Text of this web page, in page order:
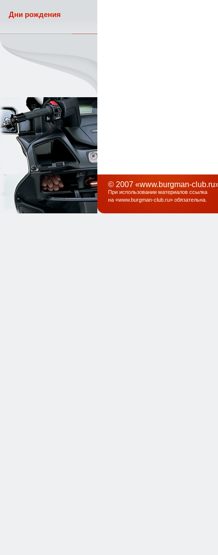
Дни рождения
© 2007 «www.burgman-
При использовании материалов ссылка
на «www.burgman-club.ru» обязательна